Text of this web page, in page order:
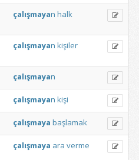
çalışmayan halk
çalışmayan kişiler
çalışmayan
çalışmayan kişi
çalışmaya başlamak
çalışmaya ara verme